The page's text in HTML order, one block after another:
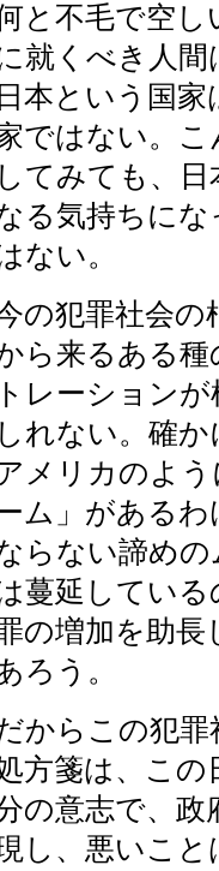
と不毛で空し
就くべき人
日本という国
ではない。
してみても、
る気持ちに
ない。
の犯罪社会の
ら来るある
トレーション
しれない。確
メリカのよ
ム」がある
らない諦め
蔓延してい
の増加を助長
ろう。
からこの犯罪
方箋は、この
の意志で、政
し、悪いこと